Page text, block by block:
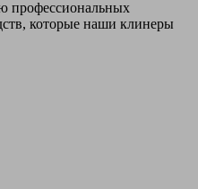
профессиональных
которые наши клинеры